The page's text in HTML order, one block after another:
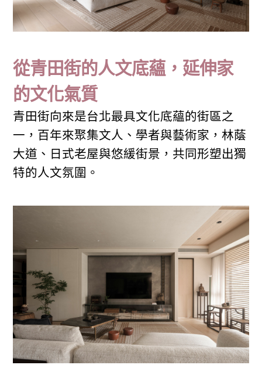
從青田街的人文底蘊，延伸家
的文化氣質
青田街向來是台北最具文化底蘊的街區之
一，百年來聚集文人、學者與藝術家，林蔭
大道、日式老屋與悠緩街景，共同形塑出獨
特的人文氛圍。